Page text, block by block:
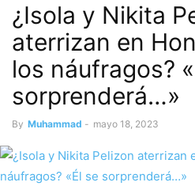
¿Isola y Nikita
aterrizan en
los náufragos?
sorprenderá…»
By Muhammad - mayo 18, 2023